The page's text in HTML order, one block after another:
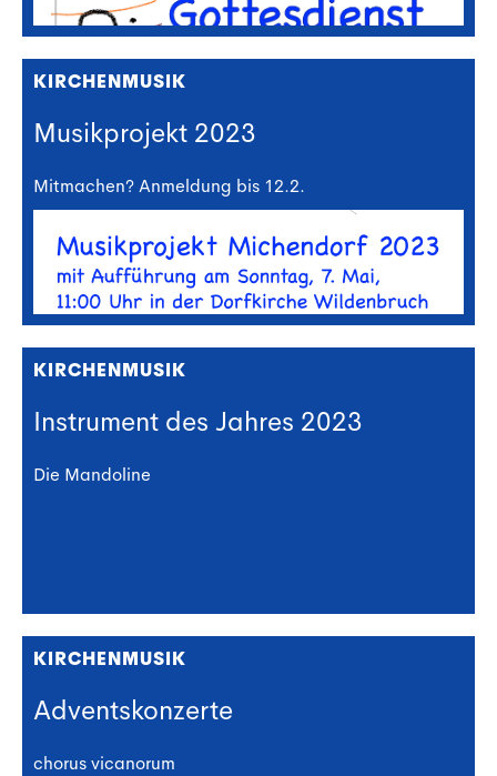
KIRCHENMUSIK
Musikprojekt 2023
Mitmachen? Anmeldung bis 12.2.
KIRCHENMUSIK
Instrument des Jahres 2023
Die Mandoline
KIRCHENMUSIK
Adventskonzerte
chorus vicanorum